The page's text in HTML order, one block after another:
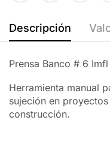
Descripción
Prensa Banco # 6 Imfl
Herramienta manual
sujeción en
construcción.